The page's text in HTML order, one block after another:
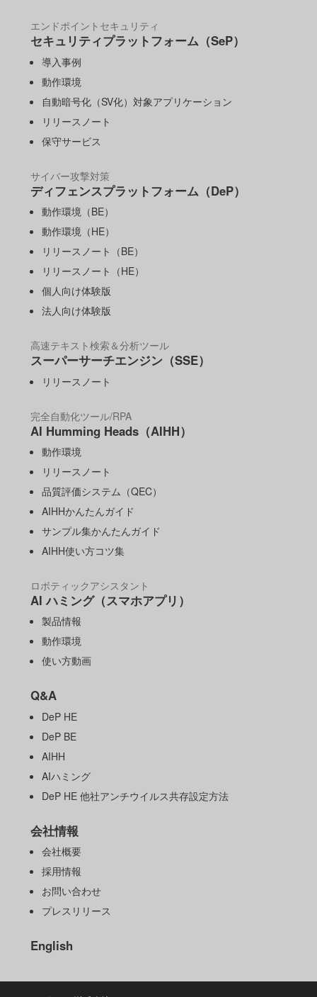
エンドポイントセキュリティ
セキュリティプラットフォーム（SeP）
導入事例
動作環境
自動暗号化（SV化）対象アプリケーション
リリースノート
保守サービス
サイバー攻撃対策
ディフェンスプラットフォーム（DeP）
動作環境（BE）
動作環境（HE）
リリースノート（BE）
リリースノート（HE）
個人向け体験版
法人向け体験版
高速テキスト検索＆分析ツール
スーパーサーチエンジン（SSE）
リリースノート
完全自動化ツール/RPA
AI Humming Heads（AIHH）
動作環境
リリースノート
品質評価システム（QEC）
AIHHかんたんガイド
サンプル集かんたんガイド
AIHH使い方コツ集
ロボティックアシスタント
AI ハミング（スマホアプリ）
製品情報
動作環境
使い方動画
Q&A
DeP HE
DeP BE
AIHH
AIハミング
DeP HE 他社アンチウイルス共存設定方法
会社情報
会社概要
採用情報
お問い合わせ
プレスリリース
English